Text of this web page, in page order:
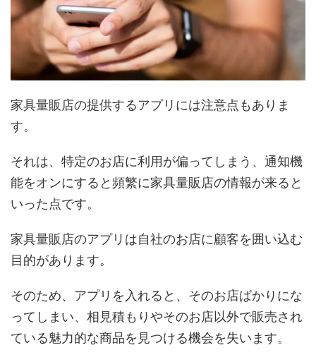
家具量販店の提供するアプリには注意点もありま
す。
それは、特定のお店に利用が偏ってしまう、通知機
能をオンにすると頻繁に家具量販店の情報が来ると
いった点です。
家具量販店のアプリは自社のお店に顧客を囲い込む
目的があります。
そのため、アプリを入れると、そのお店ばかりにな
ってしまい、相見積もりやそのお店以外で販売され
ている魅力的な商品を見つける機会を失います。